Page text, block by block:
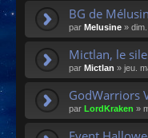
BG de
par Melusine »
Mictlan, le
par Mictlan » jeu.
GodWarriors
par LordKraken »